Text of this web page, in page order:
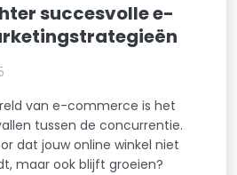
succesvolle e-
van e-commerce is het
tussen de concurrentie.
dat jouw online winkel niet
maar ook blijft groeien?